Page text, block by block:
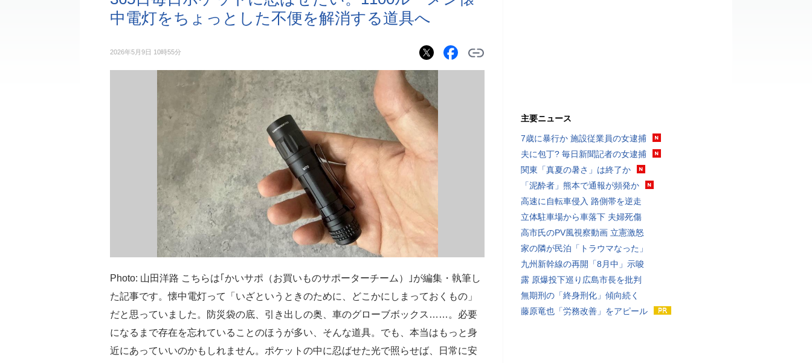
中電灯をちょっとした不便を解消する道具へ
2026年5月9日 10時55分
Photo: 山田洋路 こちらは｢かいサポ（お買いものサポーターチーム）｣が編集・執筆し
た記事です。懐中電灯って「いざというときのために、どこかにしまっておくもの」
だと思っていました。防災袋の底、引き出しの奥、車のグローブボックス……。必要
になるまで存在を忘れていることのほうが多い、そんな道具。でも、本当はもっと身
近にあっていいのかもしれません。ポケットの中に忍ばせた光で照らせば、日常に安
主要ニュース
7歳に暴行か 施設従業員の女逮捕
夫に包丁? 毎日新聞記者の女逮捕
関東「真夏の暑さ」は終了か
「泥酔者」熊本で通報が頻発か
高速に自転車侵入 路側帯を逆走
立体駐車場から車落下 夫婦死傷
高市氏のPV風視察動画 立憲激怒
家の隣が民泊「トラウマなった」
九州新幹線の再開「8月中」示唆
露 原爆投下巡り広島市長を批判
無期刑の「終身刑化」傾向続く
藤原竜也「労務改善」をアピール